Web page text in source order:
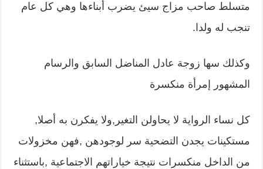
متسلط صاحب مزاج سيئ يضرب أبناءها وهي كل عام
تنجب له ولدا.
وكذلك سها زوجة عادل المناضل السابق والرسام
المشهور إمرأة منكسرة
كل نساء الرواية لا يحاولن التغير,ولا يفكرن به أصلا,
مستكينات يجدن التضحية سر لوجودهن ,فهن مخزولات
من الداخل منكسرات نتيجة خياراتهم الاجتماعية ,باستثناء